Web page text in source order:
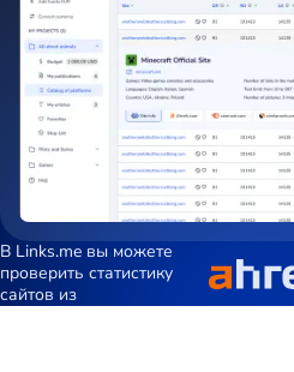
В Links.me вы можете
проверить статистику
сайтов из